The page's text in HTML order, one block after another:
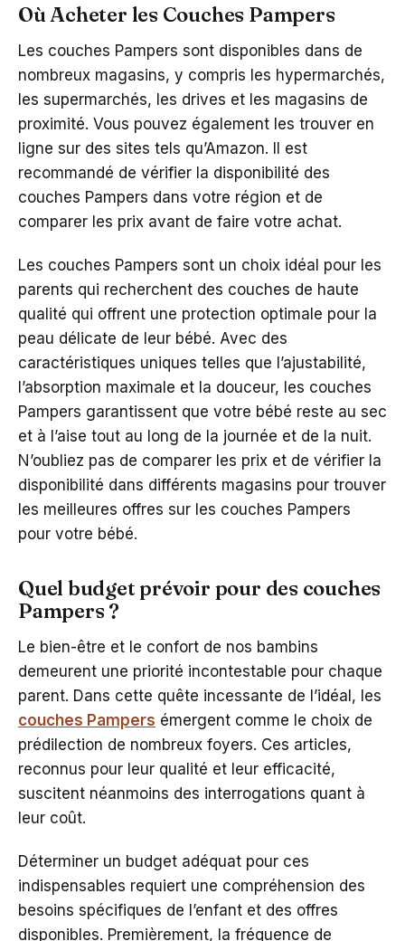
Où Acheter les Couches Pampers
Les couches Pampers sont disponibles dans de
nombreux magasins, y compris les hypermarchés,
les supermarchés, les drives et les magasins de
proximité. Vous pouvez également les trouver en
ligne sur des sites tels qu’Amazon. Il est
recommandé de vérifier la disponibilité des
couches Pampers dans votre région et de
comparer les prix avant de faire votre achat.
Les couches Pampers sont un choix idéal pour les
parents qui recherchent des couches de haute
qualité qui offrent une protection optimale pour la
peau délicate de leur bébé. Avec des
caractéristiques uniques telles que l’ajustabilité,
l’absorption maximale et la douceur, les couches
Pampers garantissent que votre bébé reste au sec
et à l’aise tout au long de la journée et de la nuit.
N’oubliez pas de comparer les prix et de vérifier la
disponibilité dans différents magasins pour trouver
les meilleures offres sur les couches Pampers
pour votre bébé.
Quel budget prévoir pour des couches
Pampers ?
Le bien-être et le confort de nos bambins
demeurent une priorité incontestable pour chaque
parent. Dans cette quête incessante de l’idéal, les
couches Pampers émergent comme le choix de
prédilection de nombreux foyers. Ces articles,
reconnus pour leur qualité et leur efficacité,
suscitent néanmoins des interrogations quant à
leur coût.
Déterminer un budget adéquat pour ces
indispensables requiert une compréhension des
besoins spécifiques de l’enfant et des offres
disponibles. Premièrement, la fréquence de